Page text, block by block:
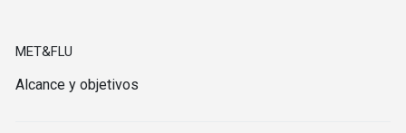
MET&FLU
Alcance y objetivos